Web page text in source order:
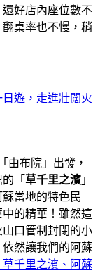
好店內座位數不
桌率也不慢，稍
遊，走進壯闊火
由布院」出發，
「 草千里之濱 」
蘇當地的特色民
的精華！雖然這
口管制封閉的小
然讓我們的阿蘇
千里之濱、阿蘇